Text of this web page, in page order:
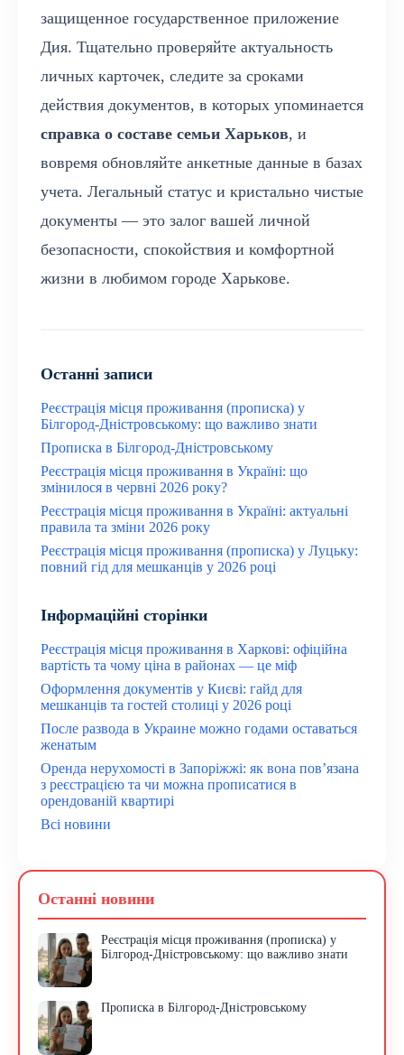
защищенное государственное приложение
Дия. Тщательно проверяйте актуальность
личных карточек, следите за сроками
действия документов, в которых упоминается
справка о составе семьи Харьков, и
вовремя обновляйте анкетные данные в базах
учета. Легальный статус и кристально чистые
документы — это залог вашей личной
безопасности, спокойствия и комфортной
жизни в любимом городе Харькове.
Останні записи
Реєстрація місця проживання (прописка) у
Білгород-Дністровському: що важливо знати
Прописка в Білгород-Дністровському
Реєстрація місця проживання в Україні: що
змінилося в червні 2026 року?
Реєстрація місця проживання в Україні: актуальні
правила та зміни 2026 року
Реєстрація місця проживання (прописка) у Луцьку:
повний гід для мешканців у 2026 році
Інформаційні сторінки
Реєстрація місця проживання в Харкові: офіційна
вартість та чому ціна в районах — це міф
Оформлення документів у Києві: гайд для
мешканців та гостей столиці у 2026 році
После развода в Украине можно годами оставаться
женатым
Оренда нерухомості в Запоріжжі: як вона пов’язана
з реєстрацією та чи можна прописатися в
орендованій квартирі
Всі новини
Останні новини
Реєстрація місця проживання (прописка) у
Білгород-Дністровському: що важливо знати
Прописка в Білгород-Дністровському